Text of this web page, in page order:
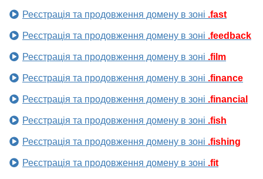
Реєстрація та продовження домену в зоні .fast
Реєстрація та продовження домену в зоні .feedback
Реєстрація та продовження домену в зоні .film
Реєстрація та продовження домену в зоні .finance
Реєстрація та продовження домену в зоні .financial
Реєстрація та продовження домену в зоні .fish
Реєстрація та продовження домену в зоні .fishing
Реєстрація та продовження домену в зоні .fit